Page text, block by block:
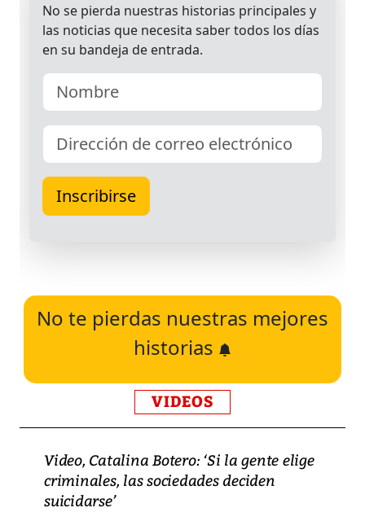
No te pierdas nuestras mejores
historias
VIDEOS
Video, Catalina Botero: ‘Si la gente elige
criminales, las sociedades deciden
suicidarse’